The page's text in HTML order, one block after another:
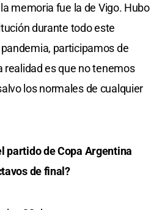
memoria fue la de Vigo. Hubo
durante todo este
participamos de
realidad es que no tenemos
los normales de cualquier
partido de Copa Argentina
de final?